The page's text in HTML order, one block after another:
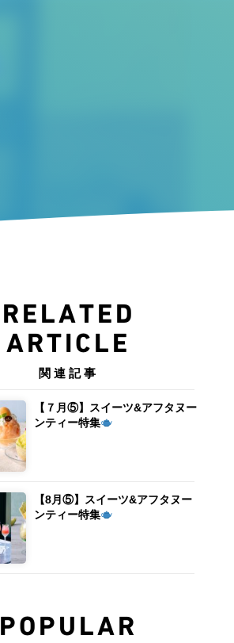
RELATED
ARTICLE
関連記事
【７月⑤】スイーツ&アフタヌー
ンティー特集
【8月⑤】スイーツ&アフタヌー
ンティー特集
POPULAR